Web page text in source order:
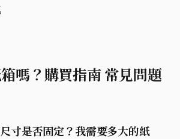
嗎？購買指南 常見問題
寸是否固定？我需要多大的紙